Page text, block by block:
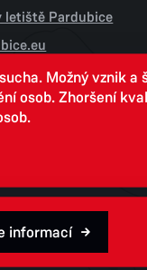
Pardubice
Možný vznik a
osob. Zhoršení
informací